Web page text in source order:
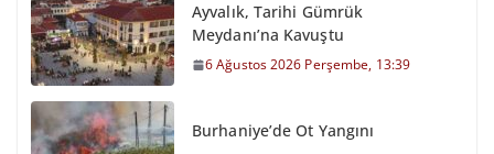
Ayvalık, Tarihi Gümrük
Meydanı’na Kavuştu
6 Ağustos 2026 Perşembe, 13:39
Burhaniye’de Ot Yangını